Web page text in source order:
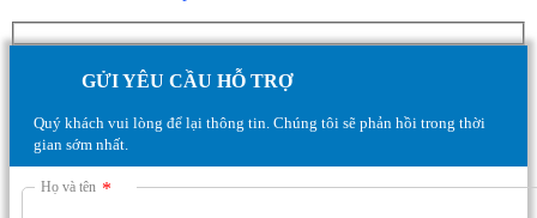
GỬI YÊU CẦU HỖ TRỢ
Quý khách vui lòng để lại thông tin. Chúng tôi sẽ phản hồi trong thời
gian sớm nhất.
Họ và tên *